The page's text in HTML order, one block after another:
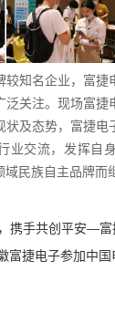
较知名企业，富捷
泛关注。现场富捷
状及态势，富捷电
业交流，发挥自
民族自主品牌而
携手共创平安—
富捷电子参加中